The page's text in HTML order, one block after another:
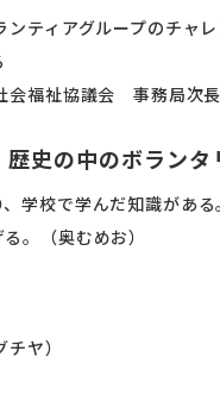
ティアグループのチャレ
福祉協議会 事務局次長
の中のボランタ
学校で学んだ知識があ
。（奥むめお）
ヤ）